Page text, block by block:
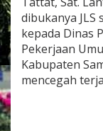
dibukanya
kepada Dinas
Pekerjaan
Kabupaten
mencegah